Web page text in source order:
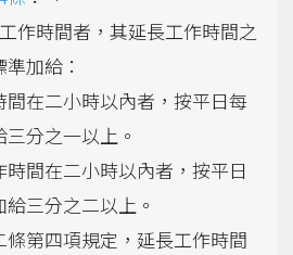
作時間者，其延長工作時間之
加給：
間在二小時以內者，按平日每
分之一以上。
間在二小時以內者，按平日
三分之二以上。
條第四項規定，延長工作時間